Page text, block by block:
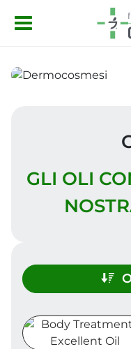
Salta al contenuto
GLI OLI